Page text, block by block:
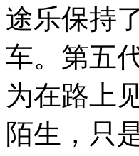
途乐保持
车。第五
为在路上
陌生，只